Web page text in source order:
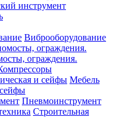
инструмент
Виброоборудование
ограждения.
Мебель
Пневмоинструмент
Строительная